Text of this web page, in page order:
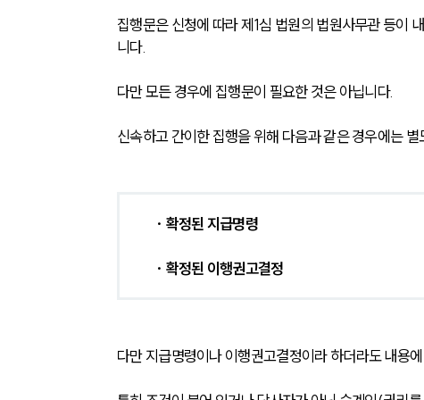
집행문은 신청에 따라 제1심 법원의 법원사무관 등이
니다.
다만 모든 경우에 집행문이 필요한 것은 아닙니다.
신속하고 간이한 집행을 위해 다음과 같은 경우에는
· 확정된 지급명령
· 확정된 이행권고결정
다만 지급명령이나 이행권고결정이라 하더라도 내용